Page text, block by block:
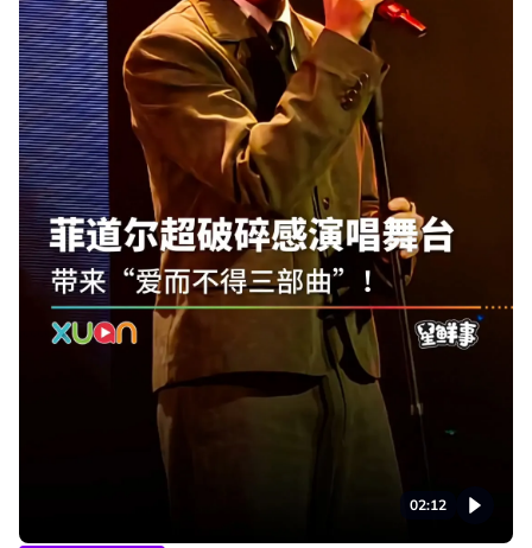
02:12